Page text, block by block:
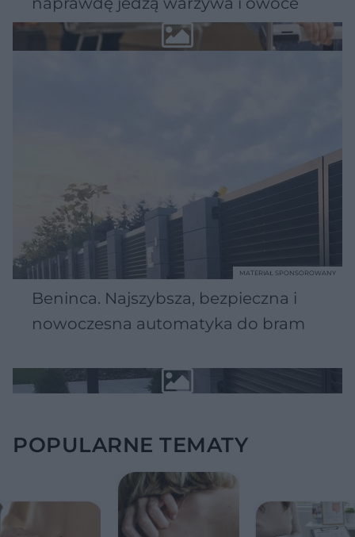
Beninca. Najszybsza, bezpieczna i
nowoczesna automatyka do bram
MATERIAŁ SPONSOROWANY
POPULARNE TEMATY